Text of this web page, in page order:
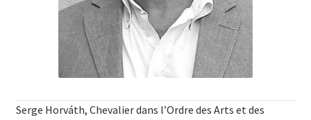
Serge Horváth, Chevalier dans l’Ordre des Arts et des